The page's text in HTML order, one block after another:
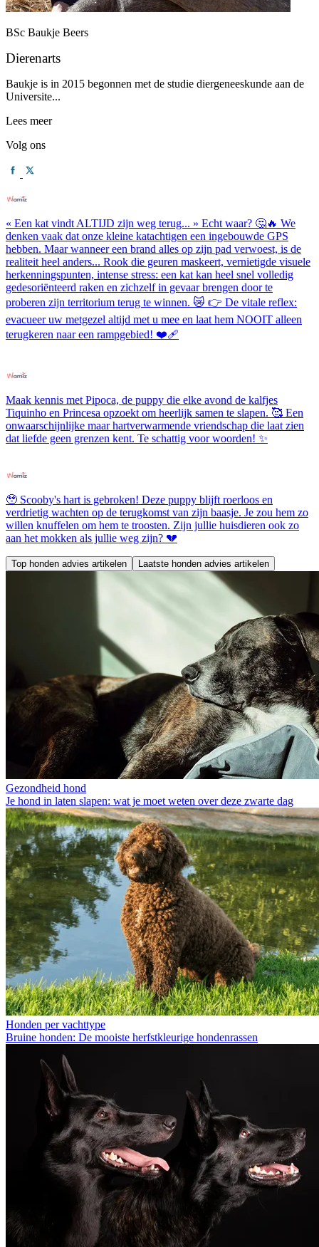
BSc Baukje Beers
Dierenarts
Baukje is in 2015 begonnen met de studie diergeneeskunde aan de
Universite...
Lees meer
Volg ons
« Een kat vindt ALTIJD zijn weg terug... » Echt waar? 🤔🔥 We
denken vaak dat onze kleine katachtigen een ingebouwde GPS
hebben. Maar wanneer een brand alles op zijn pad verwoest, is de
realiteit heel anders... Rook die geuren maskeert, vernietigde visuele
herkenningspunten, intense stress: een kat kan heel snel volledig
gedesoriënteerd raken en zichzelf in gevaar brengen door te
proberen zijn territorium terug te winnen. 😿 👉 De vitale reflex:
evacueer uw metgezel altijd met u mee en laat hem NOOIT alleen
terugkeren naar een rampgebied! ❤️‍🩹
Maak kennis met Pipoca, de puppy die elke avond de kalfjes
Tiquinho en Princesa opzoekt om heerlijk samen te slapen. 🥰 Een
onwaarschijnlijke maar hartverwarmende vriendschap die laat zien
dat liefde geen grenzen kent. Te schattig voor woorden! ✨
🥹 Scooby's hart is gebroken! Deze puppy blijft roerloos en
verdrietig wachten op de terugkomst van zijn baasje. Je zou hem zo
willen knuffelen om hem te troosten. Zijn jullie huisdieren ook zo
aan het mokken als jullie weg zijn? 💔
Top honden advies artikelen Laatste honden advies artikelen
Gezondheid hond
Je hond in laten slapen: wat je moet weten over deze zwarte dag
Honden per vachttype
Bruine honden: De mooiste herfstkleurige hondenrassen